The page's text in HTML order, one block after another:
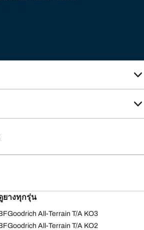
ยางทุกรุ่น
All-Terrain T/A KO3
All-Terrain T/A KO2